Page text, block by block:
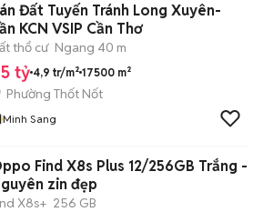
Đất Tuyến Tránh Long Xuyên-
KCN VSIP Cần Thơ
thổ cư Ngang 40 m
tỷ 4,9 tr/m² 17500 m²
Phường Thốt Nốt
Minh Sang
Find X8s Plus 12/256GB Trắng -
zin đẹp
X8s+ 256 GB